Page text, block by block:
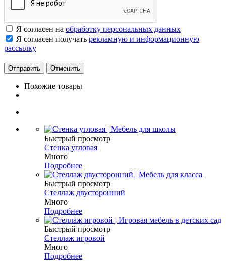
Я согласен на обработку персональных данных
Я согласен получать рекламную и информационную
рассылку
Отменить
Похожие товары
Быстрый просмотр
Стенка угловая
Много
Подробнее
Быстрый просмотр
Стеллаж двусторонний
Много
Подробнее
Быстрый просмотр
Стеллаж игровой
Много
Подробнее